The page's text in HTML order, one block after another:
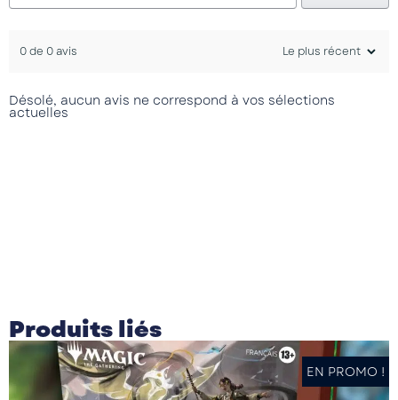
0 de 0 avis
Désolé, aucun avis ne correspond à vos sélections
actuelles
Produits liés
EN PROMO !